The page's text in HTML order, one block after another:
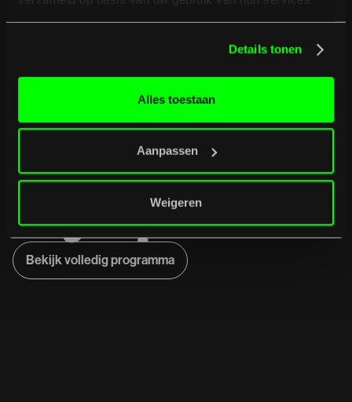
Details tonen
Alles toestaan
Aanpassen
Weigeren
Burger tipt
Bekijk volledig programma